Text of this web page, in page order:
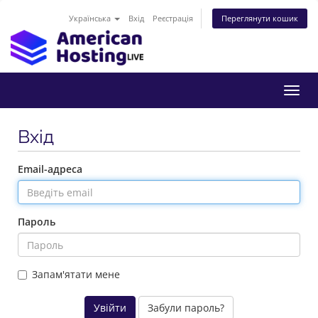
Українська Вхід Реєстрація Переглянути кошик
Вхід
Email-адреса
Пароль
Запам'ятати мене
Забули пароль?